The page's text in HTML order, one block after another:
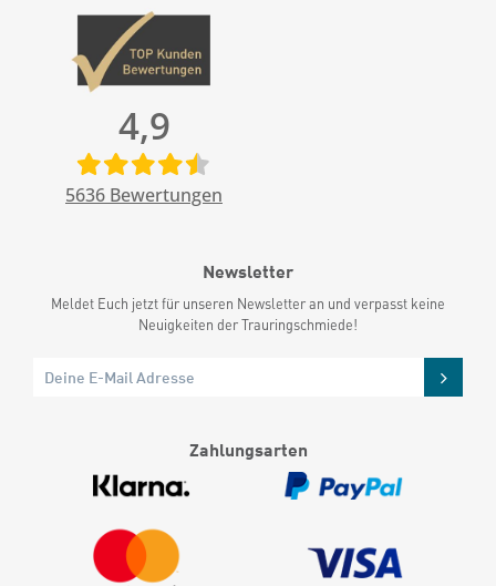
4,9
5636 Bewertungen
Newsletter
Meldet Euch jetzt für unseren Newsletter an und verpasst keine
Neuigkeiten der Trauringschmiede!
Zahlungsarten